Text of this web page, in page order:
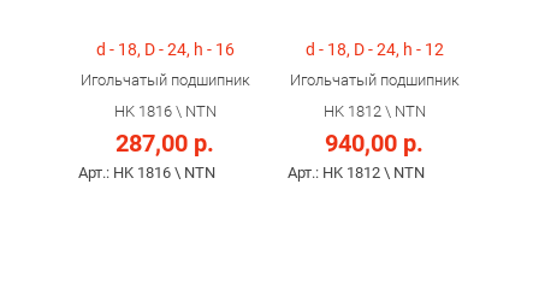
d - 18, D - 24, h - 16
Игольчатый подшипник
HK 1816 \ NTN
287,00 р.
Арт.: HK 1816 \ NTN
d - 18, D - 24, h - 12
Игольчатый подшипник
HK 1812 \ NTN
940,00 р.
Арт.: HK 1812 \ NTN